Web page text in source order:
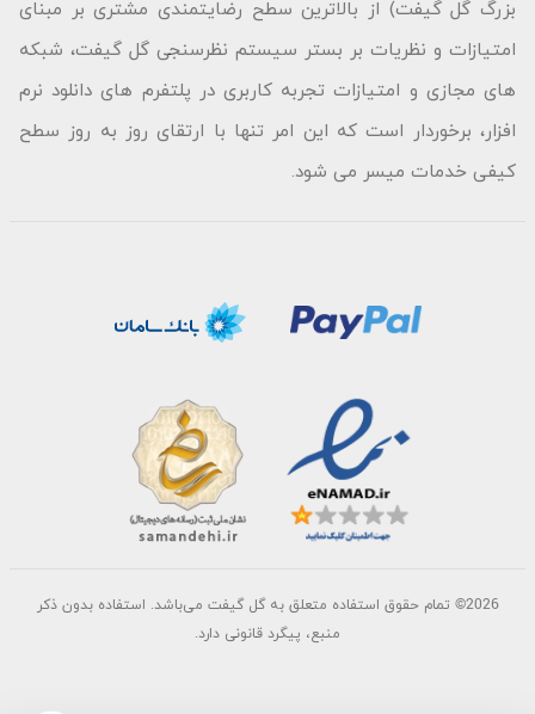
بزرگ گل گیفت) از بالاترین سطح رضایتمندی مشتری بر مبنای
امتیازات و نظریات بر بستر سیستم نظرسنجی گل گیفت، شبکه
های مجازی و امتیازات تجربه کاربری در پلتفرم های دانلود نرم
افزار، برخوردار است که این امر تنها با ارتقای روز به روز سطح
کیفی خدمات میسر می شود.
2026©
تمام حقوق استفاده متعلق به گل گیفت می‌باشد. استفاده بدون ذکر
منبع، پیگرد قانونی دارد.